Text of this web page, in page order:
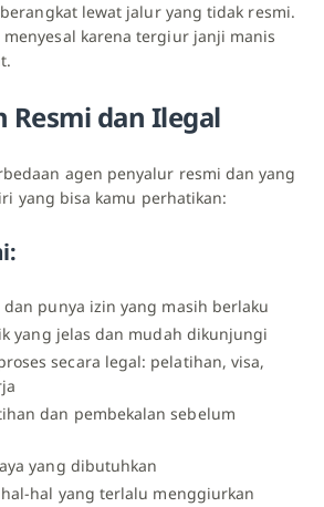
lewat jalur yang tidak resmi.
menyesal karena tergiur janji manis
Resmi dan Ilegal
agen penyalur resmi dan yang
yang bisa kamu perhatikan:
punya izin yang masih berlaku
yang jelas dan mudah dikunjungi
secara legal: pelatihan, visa,
dan pembekalan sebelum
yang dibutuhkan
hal yang terlalu menggiurkan